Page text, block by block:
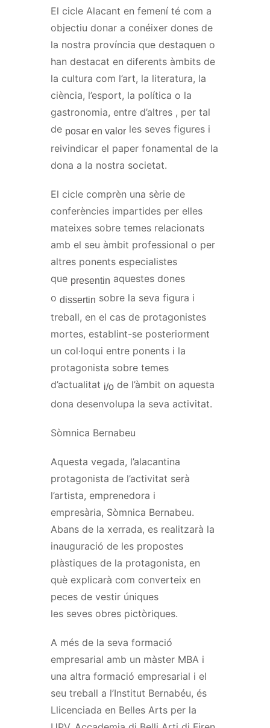
El cicle Alacant en femení té com a
objectiu donar a conéixer dones de
la nostra província que destaquen o
han destacat en diferents àmbits de
la cultura com l’art, la literatura, la
ciència, l’esport, la política o la
gastronomia, entre d’altres , per tal
de posar en valor les seves figures i
reivindicar el paper fonamental de la
dona a la nostra societat.
El cicle comprèn una sèrie de
conferències impartides per elles
mateixes sobre temes relacionats
amb el seu àmbit professional o per
altres ponents especialistes
que presentin aquestes dones
o dissertin sobre la seva figura i
treball, en el cas de protagonistes
mortes, establint-se posteriorment
un col·loqui entre ponents i la
protagonista sobre temes
d’actualitat i/o de l’àmbit on aquesta
dona desenvolupa la seva activitat.
Sòmnica Bernabeu
Aquesta vegada, l’alacantina
protagonista de l’activitat serà
l’artista, emprenedora i
empresària, Sòmnica Bernabeu.
Abans de la xerrada, es realitzarà la
inauguració de les propostes
plàstiques de la protagonista, en
què explicarà com converteix en
peces de vestir úniques
les seves obres pictòriques.
A més de la seva formació
empresarial amb un màster MBA i
una altra formació empresarial i el
seu treball a l’Institut Bernabéu, és
Llicenciada en Belles Arts per la